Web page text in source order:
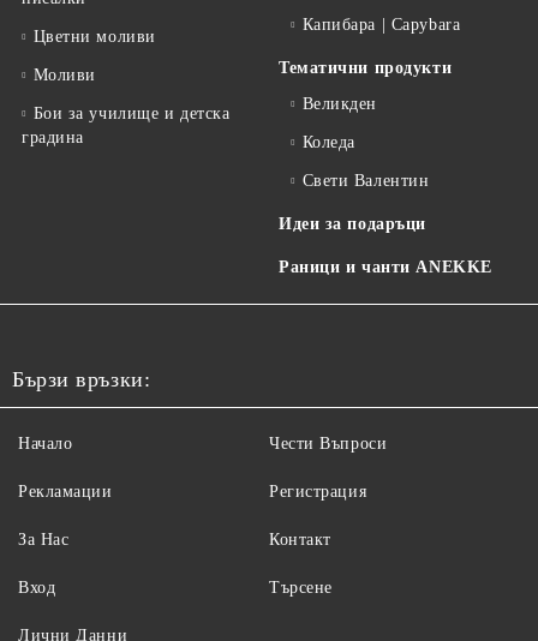
Цветни моливи
Моливи
Бои за училище и детска
градина
Капибара | Capybara
Тематични продукти
Великден
Коледа
Свети Валентин
Идеи за подаръци
Раници и чанти ANEKKE
Бързи връзки:
Начало
Рекламации
За Нас
Вход
Чести Въпроси
Регистрация
Контакт
Търсене
Лични Данни